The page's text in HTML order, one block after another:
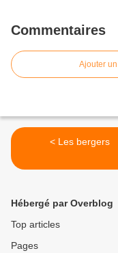
Commentaires
Ajouter
< Les bergers
Hébergé par Overblog
Top articles
Pages